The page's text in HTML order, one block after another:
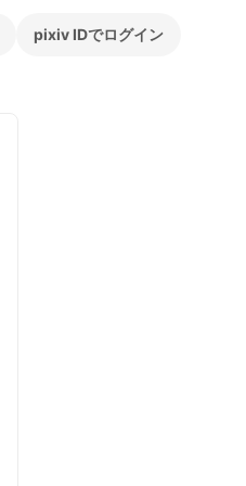
pixiv IDでログイン